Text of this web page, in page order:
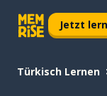
Jetzt
Türkisch Lernen